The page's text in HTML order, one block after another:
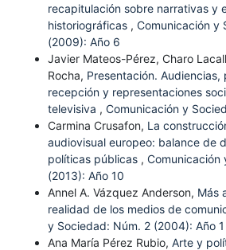
recapitulación sobre narrativas y
historiográficas , Comunicación y
(2009): Año 6
Javier Mateos-Pérez, Charo
Rocha, Presentación. Audiencias,
recepción y representaciones
televisiva , Comunicación y
Carmina Crusafon, La
audiovisual europeo: balance de
políticas públicas , Comunicación
(2013): Año 10
Annel A. Vázquez Anderson, Más
realidad de los medios de
y Sociedad: Núm. 2 (2004): Año 1
Ana María Pérez Rubio, Arte y